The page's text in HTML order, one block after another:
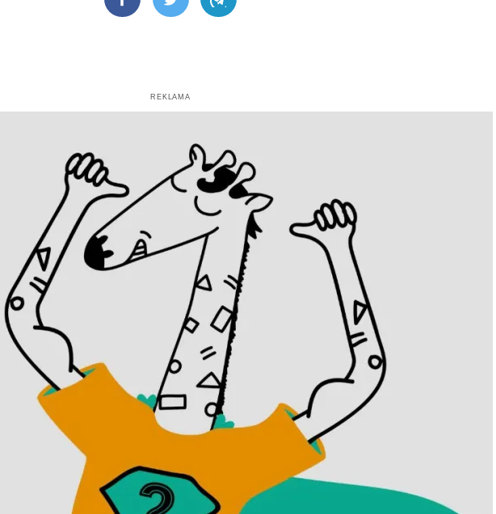
FacebookTwitter Telegram
REKLAMA